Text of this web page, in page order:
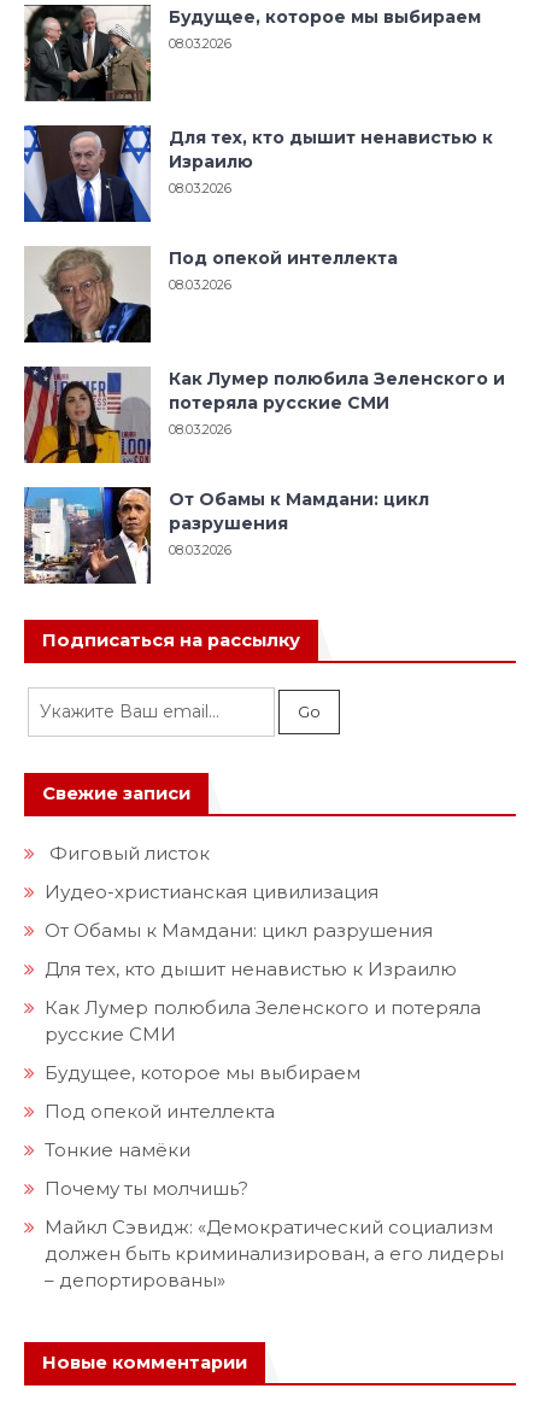
Будущее, которое мы выбираем
08.03.2026
Для тех, кто дышит ненавистью к
Израилю
08.03.2026
Под опекой интеллекта
08.03.2026
Как Лумер полюбила Зеленского и
потеряла русские СМИ
08.03.2026
От Обамы к Мамдани: цикл
разрушения
08.03.2026
Подписаться на рассылку
Свежие записи
Фиговый листок
Иудео-христианская цивилизация
От Обамы к Мамдани: цикл разрушения
Для тех, кто дышит ненавистью к Израилю
Как Лумер полюбила Зеленского и потеряла
русские СМИ
Будущее, которое мы выбираем
Под опекой интеллекта
Тонкие намёки
Почему ты молчишь?
Майкл Сэвидж: «Демократический социализм
должен быть криминализирован, а его лидеры
– депортированы»
Новые комментарии